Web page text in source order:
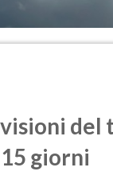
del
giorni